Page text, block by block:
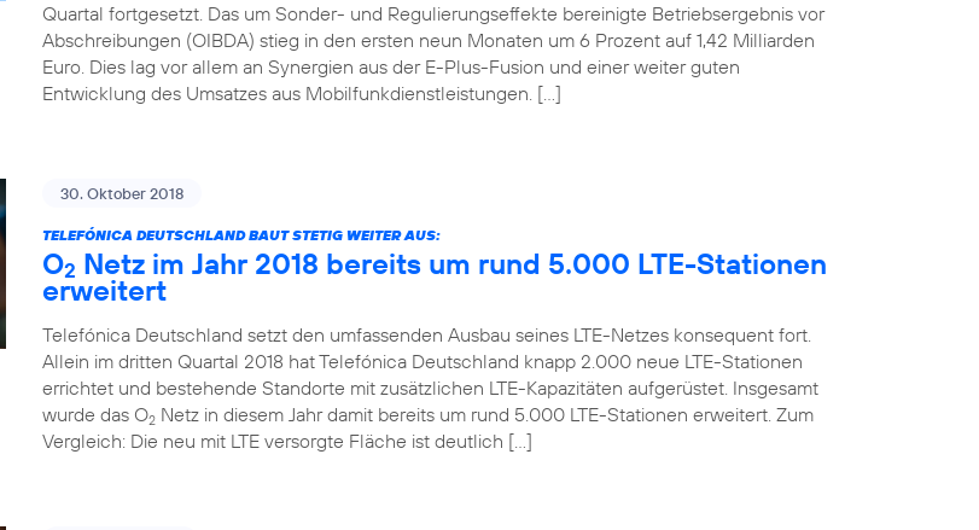
Quartal fortgesetzt. Das um Sonder- und Regulierungseffekte bereinigte Betriebsergebnis vor
Abschreibungen (OIBDA) stieg in den ersten neun Monaten um 6 Prozent auf 1,42 Milliarden
Euro. Dies lag vor allem an Synergien aus der E-Plus-Fusion und einer weiter guten
Entwicklung des Umsatzes aus Mobilfunkdienstleistungen. […]
30. Oktober 2018
TELEFÓNICA DEUTSCHLAND BAUT STETIG WEITER AUS:
O2 Netz im Jahr 2018 bereits um rund 5.000 LTE-Stationen
erweitert
Telefónica Deutschland setzt den umfassenden Ausbau seines LTE-Netzes konsequent fort.
Allein im dritten Quartal 2018 hat Telefónica Deutschland knapp 2.000 neue LTE-Stationen
errichtet und bestehende Standorte mit zusätzlichen LTE-Kapazitäten aufgerüstet. Insgesamt
wurde das O2 Netz in diesem Jahr damit bereits um rund 5.000 LTE-Stationen erweitert. Zum
Vergleich: Die neu mit LTE versorgte Fläche ist deutlich […]